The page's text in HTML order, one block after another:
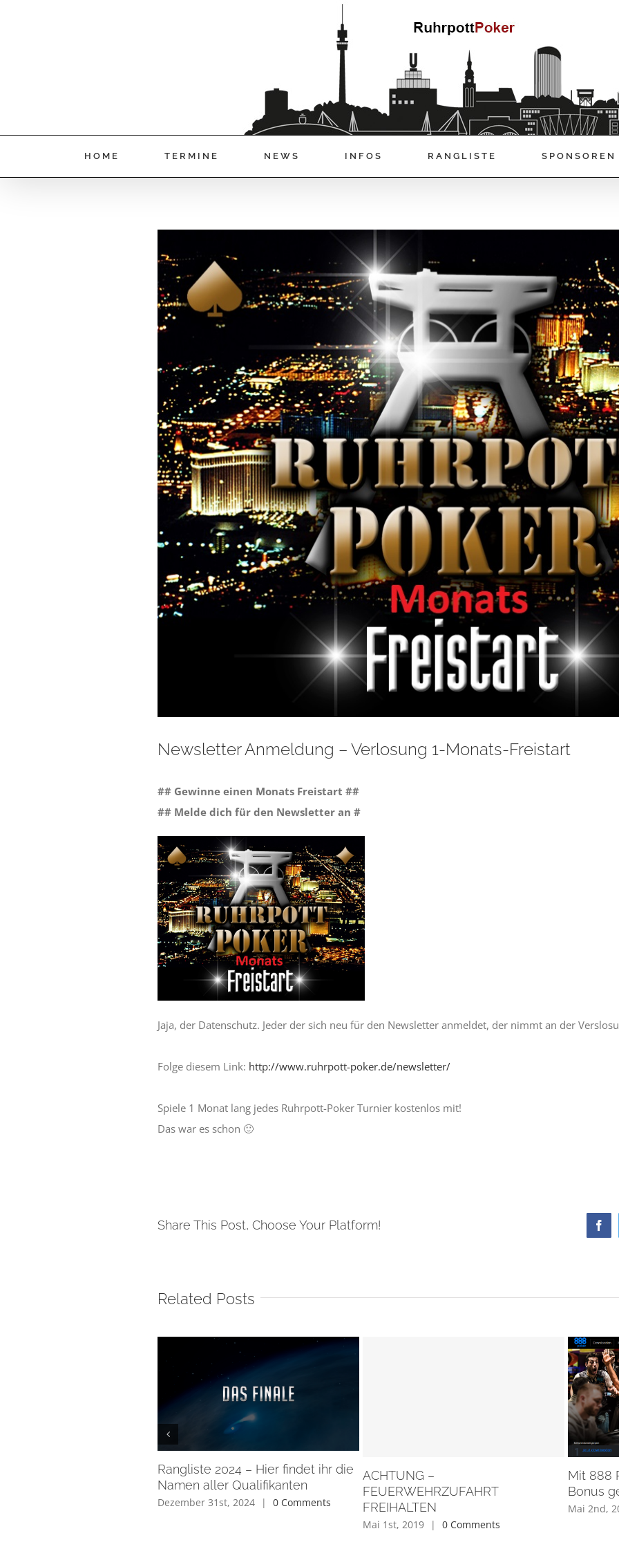
HOME TERMINE NEWS INFOS RANGLISTE SPONSOREN
Larger
Image
Newsletter Anmeldung – Verlosung 1-Monats-Freistart
## Gewinne einen Monats Freistart ##
## Melde dich für den Newsletter an #
Jaja, der Datenschutz. Jeder der sich neu für den Newsletter anmeldet, der nimmt an der
Folge diesem Link: http://www.ruhrpott-poker.de/newsletter/
Spiele 1 Monat lang jedes Ruhrpott-Poker Turnier kostenlos mit!
Das war es schon 🙂
Share This Post, Choose Your Platform!
Related Posts
Rangliste 2024 – Hier findet ihr die
Namen aller Qualifikanten
Dezember 31st, 2024 | 0 Comments
ACHTUNG –
FEUERWEHRZUFAHRT
FREIHALTEN
Mai 1st, 2019 | 0 Comments
Mit 888
Bonus
Mai 2nd,